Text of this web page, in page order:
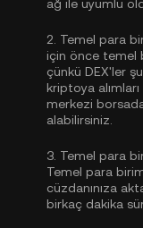
ağ ile uyumlu
2. Temel para
için önce temel
çünkü DEX'ler
kriptoya
merkezi
alabilirsiniz
3. Temel para
Temel para
cüzdanınıza
birkaç dakika